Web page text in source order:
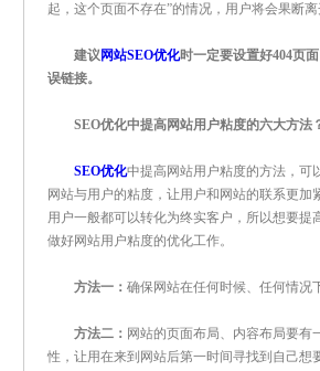
起，这个页面不存在”的情况，用户将会果断离
建议 网站SEO优化时一定要设置好404页
误链接。
SEO优化中提高网站用户粘度的六大方法
SEO优化中提高网站用户粘度的方法，可
网站与用户的粘度，让用户和网站的联系更加
用户一般都可以转化为终实客户，所以想要提
做好网站用户粘度的优化工作。
方法一： 确保网站在任何时候、任何情况
方法二： 网站的页面布局、内容布局要有
性，让用在来到网站后第一时间寻找到自己想